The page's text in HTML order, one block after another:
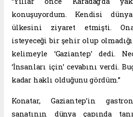
konuşuyordum. Kendisi
ülkesini ziyaret etmişti.
isteyeceği bir şehir olup
kelimeyle ‘Gaziantep’ dedi.
‘İnsanları için’ cevabını verdi.
kadar haklı olduğunu gördüm.”
Konatar, Gaziantep’in
sanatının dünya çapında